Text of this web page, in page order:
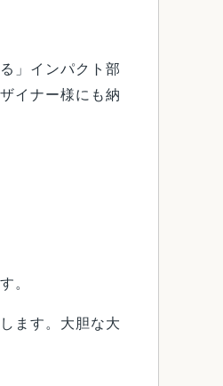
」インパクト部
イナー様にも納
。
ます。大胆な大